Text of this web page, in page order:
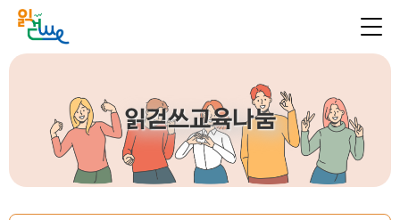
읽걷쓰교육나눔